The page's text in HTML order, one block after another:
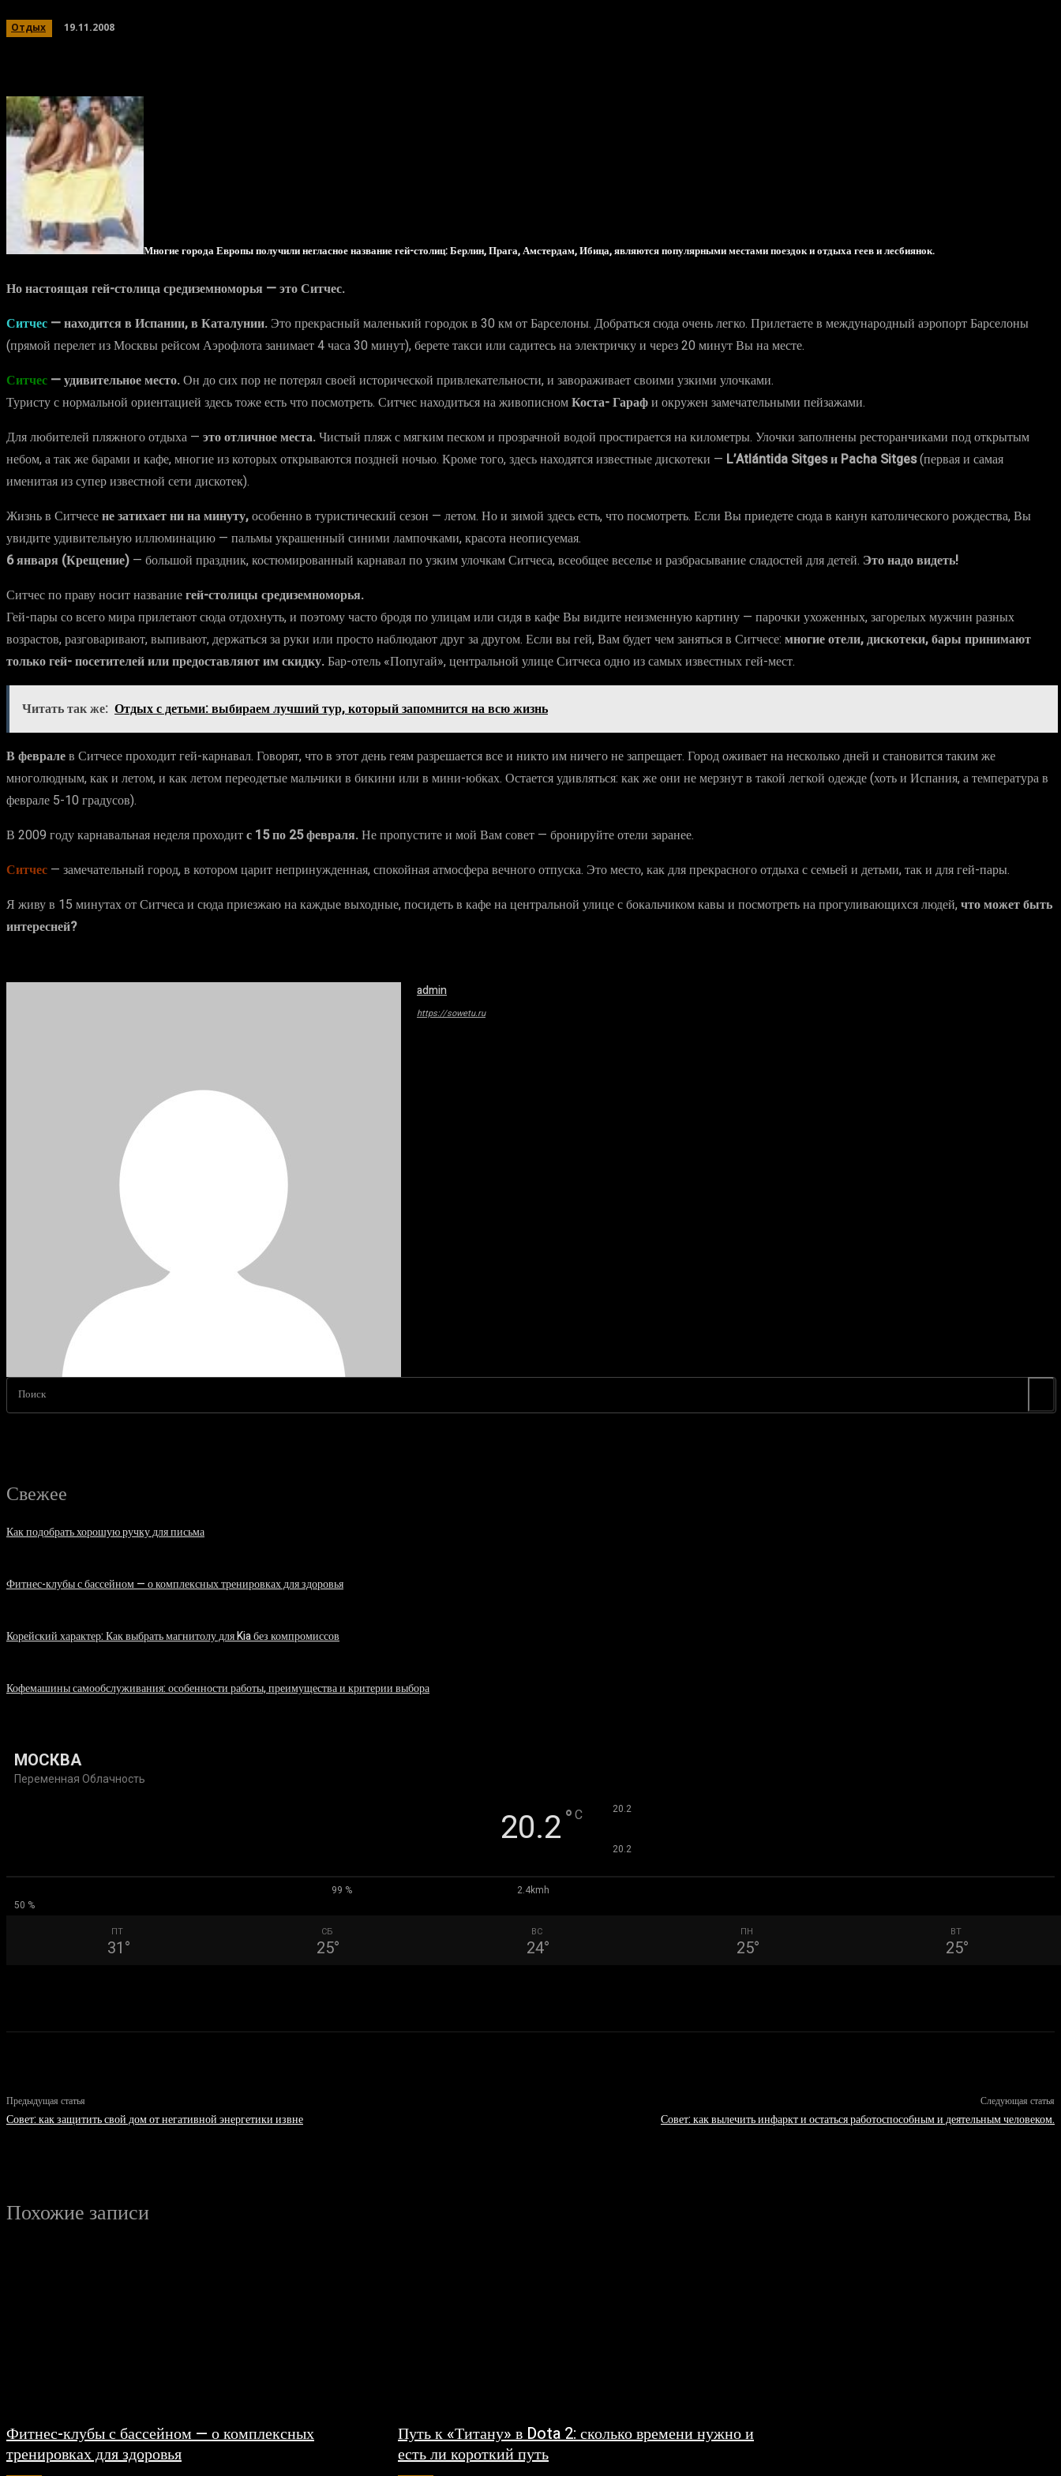
Отдых 19.11.2008
Многие города Европы получили негласное название гей-столиц: Берлин, Прага, Амстердам, Ибица, являются популярными местами поездок и отдыха геев и лесбиянок.
Но настоящая гей-столица средиземноморья — это Ситчес.
Ситчес — находится в Испании, в Каталунии. Это прекрасный маленький городок в 30 км от Барселоны. Добраться сюда очень легко. Прилетаете в международный аэропорт Барселоны
(прямой перелет из Москвы рейсом Аэрофлота занимает 4 часа 30 минут), берете такси или садитесь на электричку и через 20 минут Вы на месте.
Ситчес — удивительное место.Он до сих пор не потерял своей исторической привлекательности, и завораживает своими узкими улочками.
Туристу с нормальной ориентацией здесь тоже есть что посмотреть. Ситчес находиться на живописномКоста- Гарафи окружен замечательными пейзажами.
Для любителей пляжного отдыха — это отличное места.Чистый пляж с мягким песком и прозрачной водой простирается на километры. Улочки заполнены ресторанчиками под открытым
небом, а так же барами и кафе, многие из которых открываются поздней ночью. Кроме того, здесь находятся известные дискотеки — L’Atlántida Sitges и Pacha Sitges(первая и самая
именитая из супер известной сети дискотек).
Жизнь в Ситчесене затихает ни на минуту,особенно в туристический сезон — летом. Но и зимой здесь есть, что посмотреть. Если Вы приедете сюда в канун католического рождества, Вы
увидите удивительную иллюминацию — пальмы украшенный синими лампочками, красота неописуемая.
6 января (Крещение) — большой праздник, костюмированный карнавал по узким улочкам Ситчеса, всеобщее веселье и разбрасывание сладостей для детей. Это надо видеть!
Ситчес по праву носит названиегей-столицы средиземноморья.
Гей-пары со всего мира прилетают сюда отдохнуть, и поэтому часто бродя по улицам или сидя в кафе Вы видите неизменную картину — парочки ухоженных, загорелых мужчин разных
возрастов, разговаривают, выпивают, держаться за руки или просто наблюдают друг за другом. Если вы гей, Вам будет чем заняться в Ситчесе: многие отели, дискотеки, бары принимают
только гей- посетителей или предоставляют им скидку.Бар-отель «Попугай», центральной улице Ситчеса одно из самых известных гей-мест.
Читать так же: Отдых с детьми: выбираем лучший тур, который запомнится на всю жизнь
В февралев Ситчесе проходит гей-карнавал. Говорят, что в этот день геям разрешается все и никто им ничего не запрещает. Город оживает на несколько дней и становится таким же
многолюдным, как и летом, и как летом переодетые мальчики в бикини или в мини-юбках. Остается удивляться: как же они не мерзнут в такой легкой одежде (хоть и Испания, а температура в
феврале 5-10 градусов).
В 2009 году карнавальная неделя проходитс 15 по 25 февраля.Не пропустите и мой Вам совет — бронируйте отели заранее.
Ситчес — замечательный город, в котором царит непринужденная, спокойная атмосфера вечного отпуска. Это место, как для прекрасного отдыха с семьей и детьми, так и для гей-пары.
Я живу в 15 минутах от Ситчеса и сюда приезжаю на каждые выходные, посидеть в кафе на центральной улице с бокальчиком кавы и посмотреть на прогуливающихся людей,что может быть
интересней?
admin
https://sowetu.ru
Поиск
Свежее
Как подобрать хорошую ручку для письма
Фитнес-клубы с бассейном — о комплексных тренировках для здоровья
Корейский характер: Как выбрать магнитолу для Kia без компромиссов
Кофемашины самообслуживания: особенности работы, преимущества и критерии выбора
МОСКВА
Переменная Облачность
20.2 ° C 20.2
20.2
99 %
2.4kmh
50 %
ПТ
31 °
СБ
25°
ВС
24°
ПН
25°
ВТ
25°
Предыдущая статья
Совет: как защитить свой дом от негативной энергетики извне
Следующая статья
Совет: как вылечить инфаркт и остаться работоспособным и деятельным человеком.
Похожие записи
Фитнес-клубы с бассейном — о комплексных
тренировках для здоровья
Путь к «Титану» в Dota 2: сколько времени нужно и
есть ли короткий путь